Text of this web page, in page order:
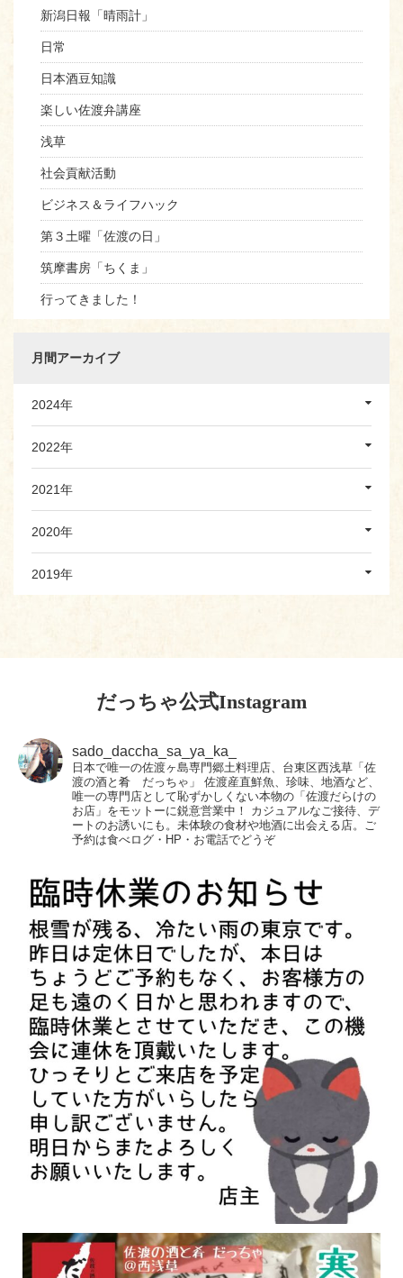
新潟日報「晴雨計」
日常
日本酒豆知識
楽しい佐渡弁講座
浅草
社会貢献活動
ビジネス＆ライフハック
第３土曜「佐渡の日」
筑摩書房「ちくま」
行ってきました！
月間アーカイブ
2024年
2022年
2021年
2020年
2019年
だっちゃ公式Instagram
sado_daccha_sa_ya_ka_
日本で唯一の佐渡ヶ島専門郷土料理店、台東区西浅草「佐
渡の酒と肴 だっちゃ」
佐渡産直鮮魚、珍味、地酒など、
唯一の専門店として恥ずかしくない本物の「佐渡だらけの
お店」をモットーに鋭意営業中！
カジュアルなご接待、デ
ートのお誘いにも。未体験の食材や地酒に出会える店。ご
予約は食べログ・HP・お電話でどうぞ